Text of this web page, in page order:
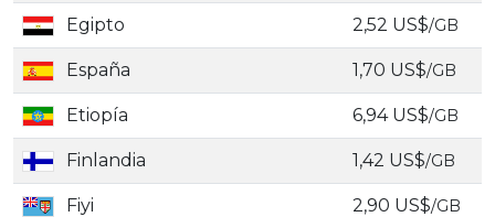
Egipto 2,52 US$/GB
España 1,70 US$/GB
Etiopía 6,94 US$/GB
Finlandia 1,42 US$/GB
Fiyi 2,90 US$/GB